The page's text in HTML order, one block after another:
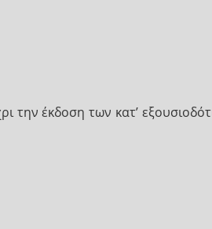
την έκδοση των κατ’